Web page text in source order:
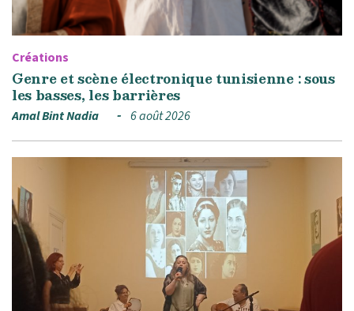
Créations
Genre et scène électronique tunisienne : sous
les basses, les barrières
Amal Bint Nadia 6 août 2026